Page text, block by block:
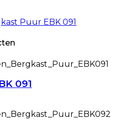
Puur EBK 091
091